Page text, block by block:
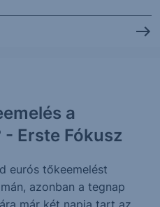
a
Erste Fókusz
eurós tőkeemelést
azonban a tegnap
már két napja tart az